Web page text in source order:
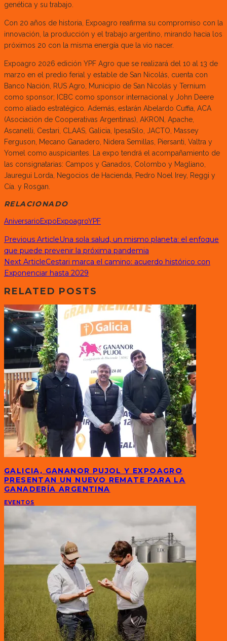
genética y su trabajo.
Con 20 años de historia, Expoagro reafirma su compromiso con la
innovación, la producción y el trabajo argentino, mirando hacia los
próximos 20 con la misma energía que la vio nacer.
Expoagro 2026 edición YPF Agro que se realizará del 10 al 13 de
marzo en el predio ferial y estable de San Nicolás, cuenta con
Banco Nación, RUS Agro, Municipio de San Nicolás y Ternium
como sponsor; ICBC como sponsor internacional y John Deere
como aliado estratégico. Además, estarán Abelardo Cuffia, ACA
(Asociación de Cooperativas Argentinas), AKRON, Apache,
Ascanelli, Cestari, CLAAS, Galicia, IpesaSilo, JACTO, Massey
Ferguson, Mecano Ganadero, Nidera Semillas, Piersanti, Valtra y
Yomel como auspiciantes. La expo tendrá el acompañamiento de
las consignatarias: Campos y Ganados, Colombo y Magliano,
Jauregui Lorda, Negocios de Hacienda, Pedro Noel Irey, Reggi y
Cía. y Rosgan.
RELACIONADO
AniversarioExpoExpoagroYPF
Previous ArticleUna sola salud, un mismo planeta: el enfoque
que puede prevenir la próxima pandemia
Next ArticleCestari marca el camino: acuerdo histórico con
Exponenciar hasta 2029
RELATED POSTS
GALICIA, GANANOR PUJOL Y EXPOAGRO
PRESENTAN UN NUEVO REMATE PARA LA
GANADERÍA ARGENTINA
EVENTOS